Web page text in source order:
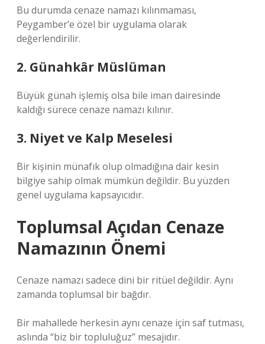
Bu durumda cenaze namazı kılınmaması,
Peygamber’e özel bir uygulama olarak
değerlendirilir.
2. Günahkâr Müslüman
Büyük günah işlemiş olsa bile iman dairesinde
kaldığı sürece cenaze namazı kılınır.
3. Niyet ve Kalp Meselesi
Bir kişinin münafık olup olmadığına dair kesin
bilgiye sahip olmak mümkün değildir. Bu yüzden
genel uygulama kapsayıcıdır.
Toplumsal Açıdan Cenaze
Namazının Önemi
Cenaze namazı sadece dini bir ritüel değildir. Aynı
zamanda toplumsal bir bağdır.
Bir mahallede herkesin aynı cenaze için saf tutması,
aslında “biz bir topluluğuz” mesajıdır.